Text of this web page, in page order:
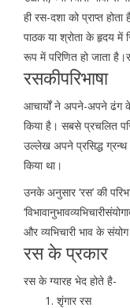
ही रस-दशा को प्राप्त होता
पाठक या श्रोता के हृदय में
रूप में परिणित हो जाता
रसकीपरिभाषा
आचार्यों ने अपने-अपने ढंग के
किया है। सबसे प्रचलित
उल्लेख अपने प्रसिद्ध ग्रन्थ
किया था।
उनके अनुसार ‘रस’ की
और व्यभिचारी भाव के संयोग
रस के प्रकार
रस के ग्यारह भेद होते है-
शृंगार रस